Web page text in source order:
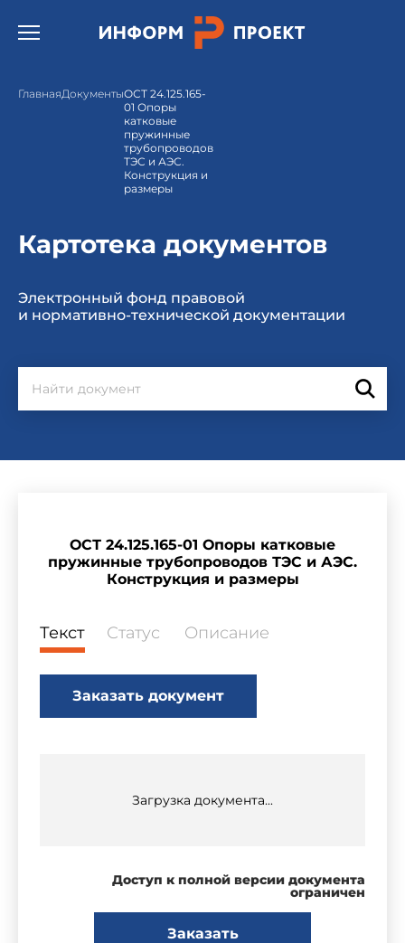
Открыть бургер меню.
ГлавнаяДокументыОСТ 24.125.165-
01 Опоры
катковые
пружинные
трубопроводов
ТЭС и АЭС.
Конструкция и
размеры
Картотека документов
Электронный фонд правовой
и нормативно-технической документации
ОСТ 24.125.165-01 Опоры катковые
пружинные трубопроводов ТЭС и АЭС.
Конструкция и размеры
Текст Статус Описание
Заказать документ
Загрузка документа...
Доступ к полной версии документа
ограничен
Заказать